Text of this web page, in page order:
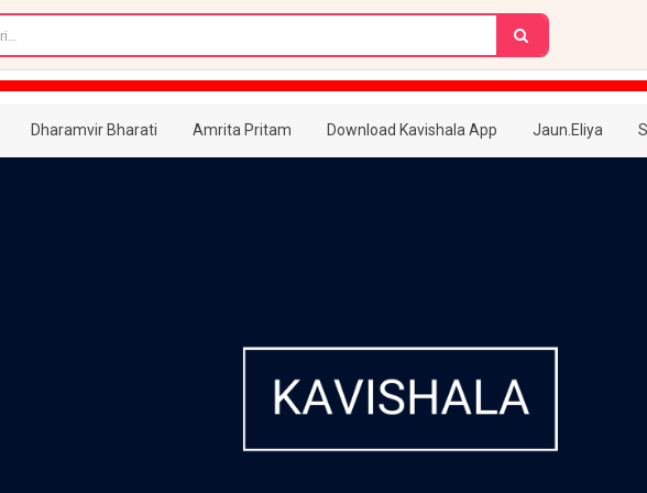
Dharamvir Bharati Amrita Pritam Download Kavishala App Jaun.Eliya